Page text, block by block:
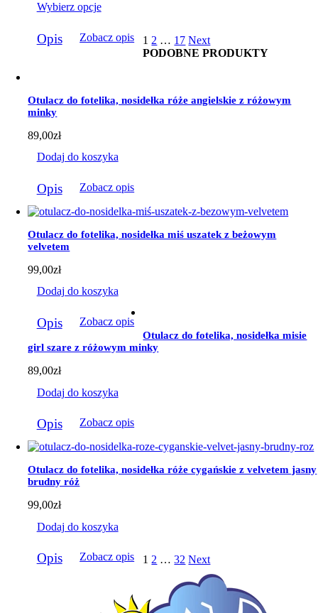
do
184,00zł
Wybierz opcje
produkt
można
wybrać
na
stronie
produktu
Opis Zobacz opis 1 2 … 17 Next
PODOBNE PRODUKTY
Otulacz do fotelika, nosidełka róże angielskie z różowym
minky
89,00zł
Dodaj do koszyka
Opis Zobacz opis
Otulacz do fotelika, nosidełka miś uszatek z beżowym
velvetem
99,00zł
Dodaj do koszyka
Opis Zobacz opis
Otulacz do fotelika, nosidełka misie
girl szare z różowym minky
89,00zł
Dodaj do koszyka
Opis Zobacz opis
Otulacz do fotelika, nosidełka róże cygańskie z velvetem jasny
brudny róż
99,00zł
Dodaj do koszyka
Opis Zobacz opis 1 2 … 32 Next